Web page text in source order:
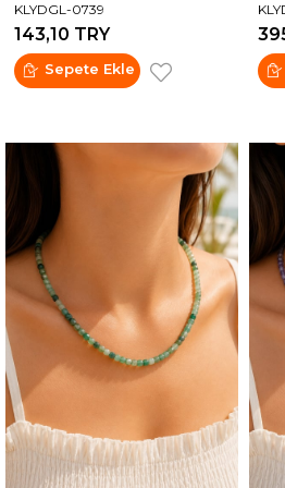
Amorf İncili Kolye
KLYDGL-0739
143,10 TRY
Sepete Ekle